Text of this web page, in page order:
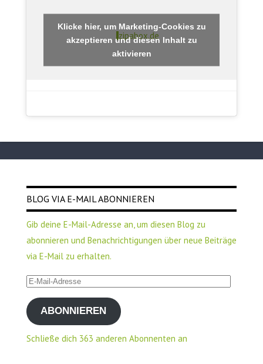
zipabox.de
Klicke hier, um Marketing-Cookies zu
akzeptieren und diesen Inhalt zu
aktivieren
BLOG VIA E-MAIL ABONNIEREN
Gib deine E-Mail-Adresse an, um diesen Blog zu
abonnieren und Benachrichtigungen über neue Beiträge
via E-Mail zu erhalten.
E-
Mail-
AdresseABONNIEREN
Schließe dich 363 anderen Abonnenten an